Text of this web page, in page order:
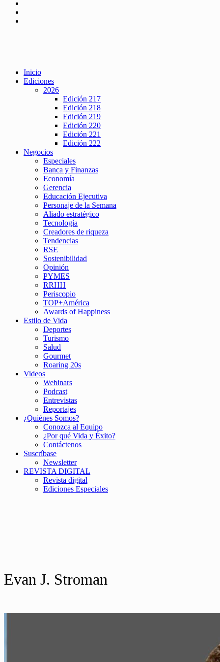
Inicio
Ediciones
2026
Edición 217
Edición 218
Edición 219
Edición 220
Edición 221
Edición 222
Negocios
Especiales
Banca y Finanzas
Economía
Gerencia
Educación Ejecutiva
Personaje de la Semana
Aliado estratégico
Tecnología
Creadores de riqueza
Tendencias
RSE
Sostenibilidad
Opinión
PYMES
RRHH
Periscopio
TOP+América
Awards of Happiness
Estilo de Vida
Deportes
Turismo
Salud
Gourmet
Roaring 20s
Videos
Webinars
Podcast
Entrevistas
Reportajes
¿Quiénes Somos?
Conozca al Equipo
¿Por qué Vida y Éxito?
Contáctenos
Suscríbase
Newsletter
REVISTA DIGITAL
Revista digital
Ediciones Especiales
Evan J. Stroman